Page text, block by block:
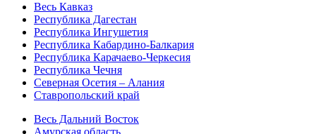
Весь Кавказ
Республика Дагестан
Республика Ингушетия
Республика Кабардино-Балкария
Республика Карачаево-Черкесия
Республика Чечня
Северная Осетия – Алания
Ставропольский край
Весь Дальний Восток
Амурская область